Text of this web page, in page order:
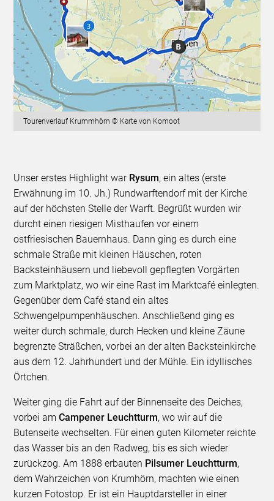
Tourenverlauf Krummhörn © Karte von Komoot
Unser erstes Highlight war Rysum, ein altes (erste
Erwähnung im 10. Jh.) Rundwarftendorf mit der Kirche
auf der höchsten Stelle der Warft. Begrüßt wurden wir
durcht einen riesigen Misthaufen vor einem
ostfriesischen Bauernhaus. Dann ging es durch eine
schmale Straße mit kleinen Häuschen, roten
Backsteinhäusern und liebevoll gepflegten Vorgärten
zum Marktplatz, wo wir eine Rast im Marktcafé einlegten.
Gegenüber dem Café stand ein altes
Schwengelpumpenhäuschen. Anschließend ging es
weiter durch schmale, durch Hecken und kleine Zäune
begrenzte Sträßchen, vorbei an der alten Backsteinkirche
aus dem 12. Jahrhundert und der Mühle. Ein idyllisches
Örtchen.
Weiter ging die Fahrt auf der Binnenseite des Deiches,
vorbei amCampener Leuchtturm, wo wir auf die
Butenseite wechselten. Für einen guten Kilometer reichte
das Wasser bis an den Radweg, bis es sich wieder
zurückzog. Am 1888 erbauten Pilsumer Leuchtturm,
dem Wahrzeichen von Krumhörn, machten wie einen
kurzen Fotostop. Er ist ein Hauptdarsteller in einer